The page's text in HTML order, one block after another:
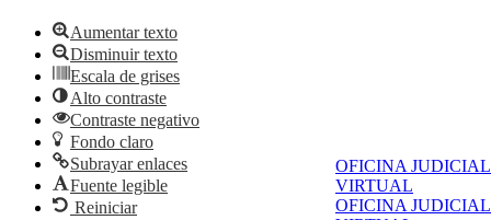
OFICINA JUDICIAL
VIRTUAL
OFICINA JUDICIAL
Aumentar texto
Disminuir texto
Escala de grises
Alto contraste
Contraste negativo
Fondo claro
Subrayar enlaces
Fuente legible
Reiniciar